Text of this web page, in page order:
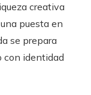
creativa
puesta en
se prepara
con identidad